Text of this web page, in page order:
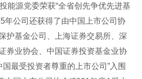
能源党委荣获“全省创先争优先进基
年公司还获得了由中国上市公司协
护基金公司、上海证券交易所、深
券业协会、中国证券投资基金业协
最受投资者尊重的上市公司”入围